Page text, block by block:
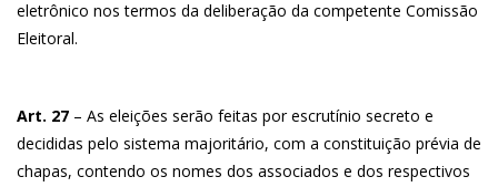
eletrônico nos termos da deliberação da competente Comissão
Eleitoral.
Art. 27 – As eleições serão feitas por escrutínio secreto e
decididas pelo sistema majoritário, com a constituição prévia de
chapas, contendo os nomes dos associados e dos respectivos